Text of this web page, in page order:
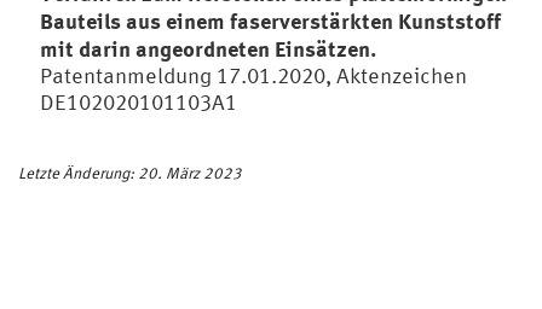
Bauteils aus einem faserverstärkten Kunststoff
mit darin angeordneten Einsätzen.
Patentanmeldung 17.01.2020, Aktenzeichen
DE102020101103A1
Letzte Änderung: 20. März 2023